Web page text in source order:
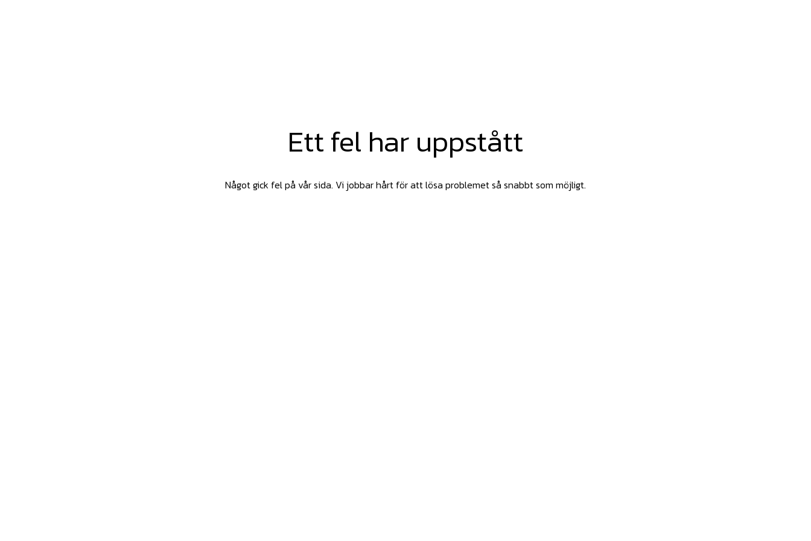
Ett fel har uppstått
Något gick fel på vår sida. Vi jobbar hårt för att lösa problemet så snabbt som möjligt.